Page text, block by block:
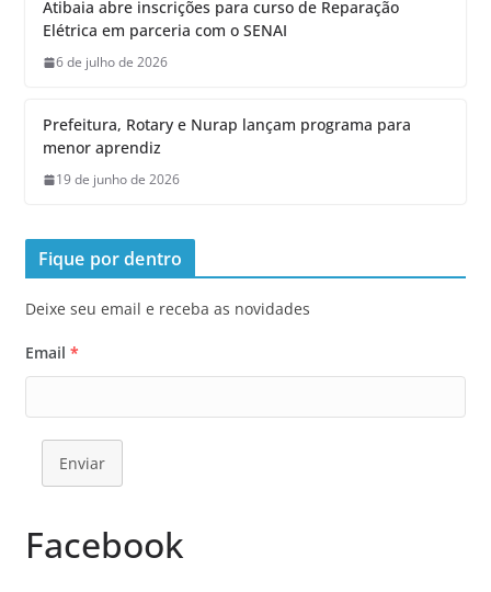
Atibaia abre inscrições para curso de Reparação
Elétrica em parceria com o SENAI
6 de julho de 2026
Prefeitura, Rotary e Nurap lançam programa para
menor aprendiz
19 de junho de 2026
Fique por dentro
Deixe seu email e receba as novidades
Email *
Enviar
Facebook